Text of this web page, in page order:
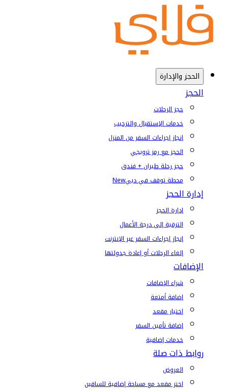
الحجز والإدارة
الحجز
حجز الرحلات
خدمات الإستقبال والترحيب
إنجاز إجراءات السفر من المنزل
الحجز مع رمز ترويجي
حجز رحلة طيران + فندق
محطة توقف في دبيNew
إدارة الحجز
إدارة الحجز
الترقية إلى درجة الأعمال
إنجاز إجراءات السفر عبر الإنترنت
إلغاء الرحلات أو إعادة جدولتها
الإضافات
شراء الإضافات
إضافة أمتعة
اختيار مقعد
إضافة تأمين السفر
خدمات إضافية
روابط ذات صلة
العروض
اختر مقعد مع مساحة إضافية للساقين